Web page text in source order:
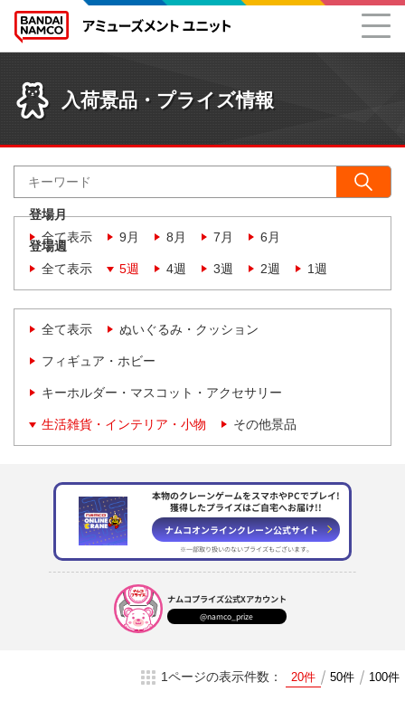
入荷景品・プライズ情報
登場月
全て表示
9月 8月 7月 6月
登場週
全て表示
5週 4週 3週 2週 1週
全て表示 ぬいぐるみ・クッション
フィギュア・ホビー
キーホルダー・マスコット・アクセサリー
生活雑貨・インテリア・小物 その他景品
本物のクレーンゲームをスマホやPCでプレイ!
獲得したプライズはご自宅へお届け!!
ナムコオンラインクレーン公式サイト
※一部取り扱いのないプライズもございます。
ナムコプライズ公式Xアカウント
@namco_prize
1ページの表示件数： 20件 50件 100件